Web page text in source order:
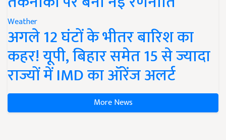
Weather
अगले 12 घंटों के भीतर बारिश का
कहर! यूपी, बिहार समेत 15 से ज्यादा
राज्यों में IMD का ऑरेंज अलर्ट
More News